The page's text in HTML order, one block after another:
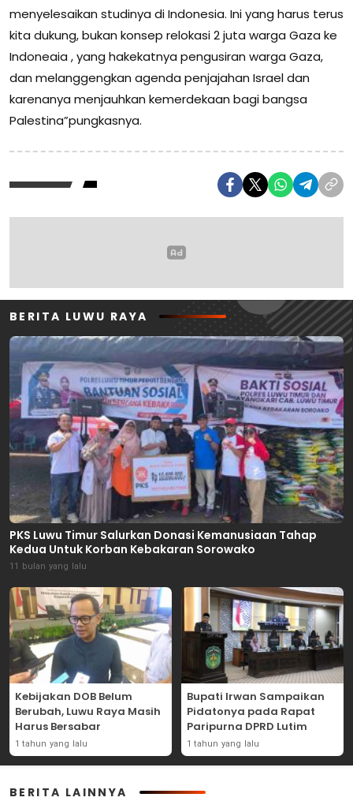
menyelesaikan studinya di Indonesia. Ini yang harus terus
kita dukung, bukan konsep relokasi 2 juta warga Gaza ke
Indoneaia , yang hakekatnya pengusiran warga Gaza,
dan melanggengkan agenda penjajahan Israel dan
karenanya menjauhkan kemerdekaan bagi bangsa
Palestina”pungkasnya.
BERITA LUWU RAYA
PKS Luwu Timur Salurkan Donasi Kemanusiaan Tahap
Kedua Untuk Korban Kebakaran Sorowako
11 bulan yang lalu
Kebijakan DOB Belum
Berubah, Luwu Raya Masih
Harus Bersabar
1 tahun yang lalu
Bupati Irwan Sampaikan
Pidatonya pada Rapat
Paripurna DPRD Lutim
1 tahun yang lalu
BERITA LAINNYA